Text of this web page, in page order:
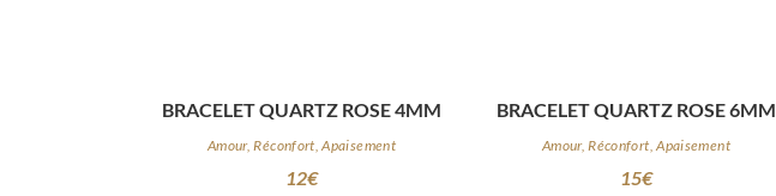
BRACELET QUARTZ ROSE 4MM
Amour, Réconfort, Apaisement
12€
BRACELET QUARTZ ROSE 6MM
Amour, Réconfort, Apaisement
15€